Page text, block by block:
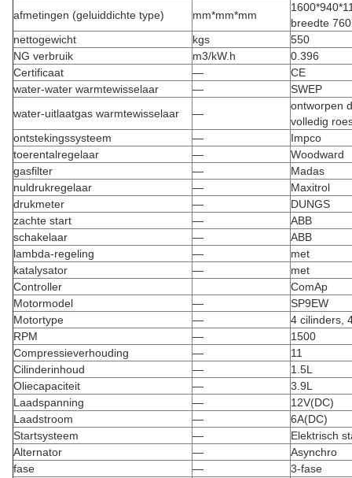
afmetingen (geluiddichte type)
mm*mm*mm
breedte 760
nettogewicht
kgs
550
NG verbruik
m3/kW.h
0.396
Certificaat
—
CE
water-water warmtewisselaar
—
SWEP
water-uitlaatgas warmtewisselaar
—
ontworpen
volledig
ontstekingssysteem
—
Impco
toerentalregelaar
—
Woodward
gasfilter
—
Madas
nuldrukregelaar
—
Maxitrol
drukmeter
—
DUNGS
zachte start
—
ABB
schakelaar
—
ABB
lambda-regeling
—
met
katalysator
—
met
Controller
ComAp
Motormodel
—
SP9EW
Motortype
—
4 cilinders,
RPM
—
1500
Compressieverhouding
—
11
Cilinderinhoud
—
1.5L
Oliecapaciteit
—
3.9L
Laadspanning
—
12V(DC)
Laadstroom
—
6A(DC)
Startsysteem
—
Elektrisch
Alternator
—
Asynchro
fase
—
3-fase